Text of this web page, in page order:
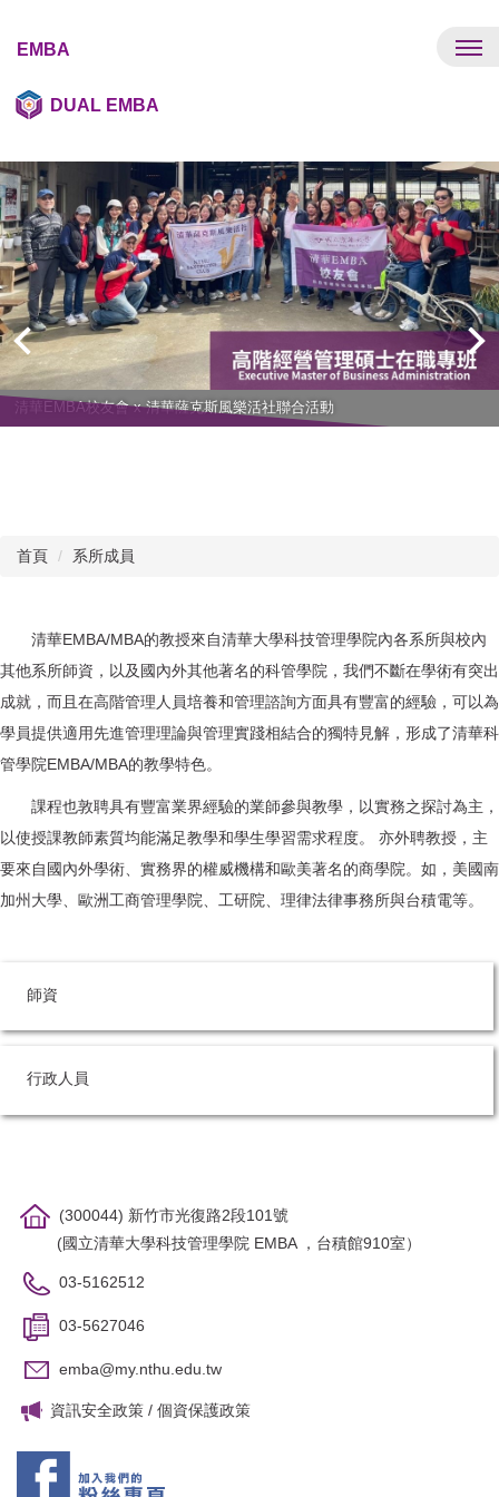
到
內
EMBA
DUAL EMBA
清華EMBA校友會 x 清華薩克斯風樂活社聯合活動
首頁 系所成員
清華EMBA/MBA的教授來自清華大學科技管理學院內各系所與校內
其他系所師資，以及國內外其他著名的科管學院，我們不斷在學術有突出
成就，而且在高階管理人員培養和管理諮詢方面具有豐富的經驗，可以為
學員提供適用先進管理理論與管理實踐相結合的獨特見解，形成了清華科
管學院EMBA/MBA的教學特色。
課程也敦聘具有豐富業界經驗的業師參與教學，以實務之探討為主，
以使授課教師素質均能滿足教學和學生學習需求程度。 亦外聘教授，主
要來自國內外學術、實務界的權威機構和歐美著名的商學院。如，美國南
加州大學、歐洲工商管理學院、工研院、理律法律事務所與台積電等。
師資
行政人員
(300044) 新竹市光復路2段101號
(國立清華大學科技管理學院 EMBA ，台積館910室）
03-5162512
03-5627046
emba@my.nthu.edu.tw
資訊安全政策 / 個資保護政策